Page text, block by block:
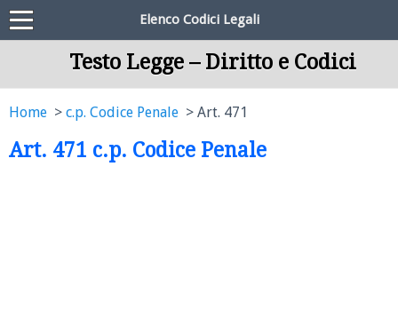
Elenco Codici Legali
Testo Legge – Diritto e Codici
Home c.p. Codice Penale Art. 471
Art. 471 c.p. Codice Penale